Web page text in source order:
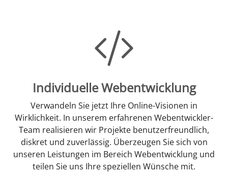
Individuelle Webentwicklung
Verwandeln Sie jetzt Ihre Online-Visionen in
Wirklichkeit. In unserem erfahrenen Webentwickler-
Team realisieren wir Projekte benutzerfreundlich,
diskret und zuverlässig. Überzeugen Sie sich von
unseren Leistungen im Bereich Webentwicklung und
teilen Sie uns Ihre speziellen Wünsche mit.